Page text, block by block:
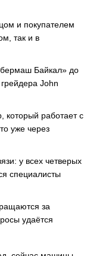
и покупателем
так и в
Байкал» до
John
который работает с
уже через
у всех четверых
специалисты
за
удаётся